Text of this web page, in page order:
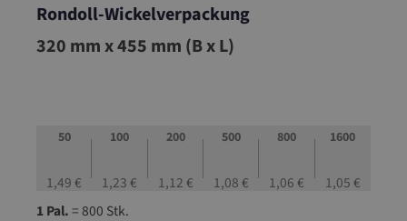
Rondoll-Wickelverpackung
04.RONDO68
320 mm x 455 mm (B x L)
50
1,49 €
100
1,23 €
200
1,12 €
500
1,08 €
800
1,06 €
1600
1,05 €
1 Pal.= 800 Stk.